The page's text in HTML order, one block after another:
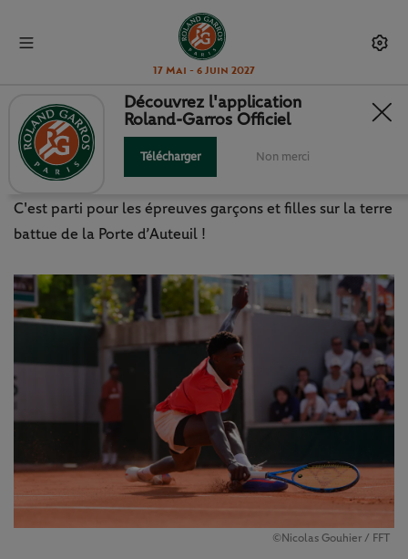
17 Mai - 6 Juin 2027
LE RENDEZ-VOUS DES
PROMESSES
C'est parti pour les épreuves garçons et filles sur la terre
battue de la Porte d’Auteuil !
©Nicolas Gouhier / FFT
Découvrez l'application
Roland-Garros Officiel
Télécharger Non merci